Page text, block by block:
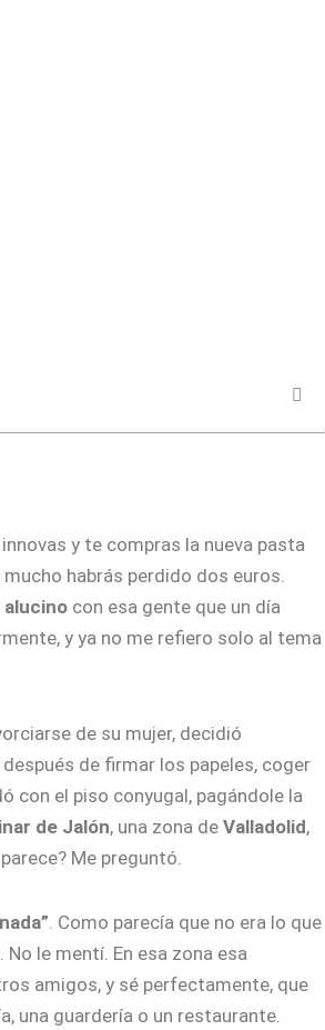
y te compras la nueva pasta
habrás perdido dos euros.
alucino con esa gente que un día
y ya no me refiero solo al tema
de su mujer, decidió
de firmar los papeles, coger
con el piso conyugal, pagándole la
de Jalón, una zona de Valladolid,
Me preguntó.
. Como parecía que no era lo que
le mentí. En esa zona esa
amigos, y sé perfectamente, que
una guardería o un restaurante.